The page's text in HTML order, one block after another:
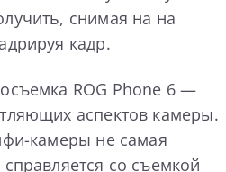
снимая на на
кадр.
ROG Phone 6 —
аспектов камеры.
камеры не самая
со съемкой